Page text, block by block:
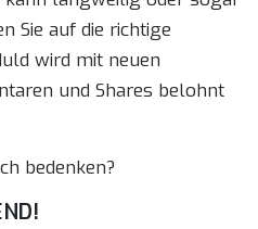
Sie auf die richtige
wird mit neuen
und Shares belohnt
bedenken?